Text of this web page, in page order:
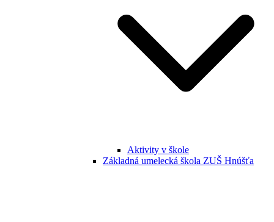
Aktivity v škole
Základná umelecká škola ZUŠ Hnúšťa